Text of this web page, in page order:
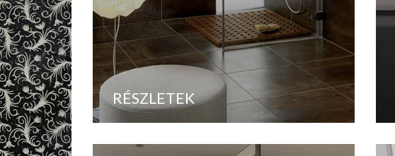
RÉSZLETEK